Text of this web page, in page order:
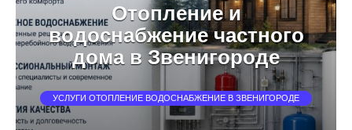
Отопление и
водоснабжение частного
дома в Звенигороде
УСЛУГИ ОТОПЛЕНИЕ ВОДОСНАБЖЕНИЕ В ЗВЕНИГОРОДЕ